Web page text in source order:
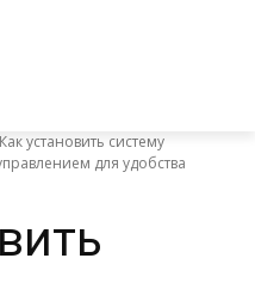
Как установить систему
для удобства